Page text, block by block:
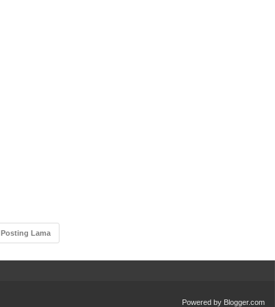
Posting Lama
Powered by Blogger.com